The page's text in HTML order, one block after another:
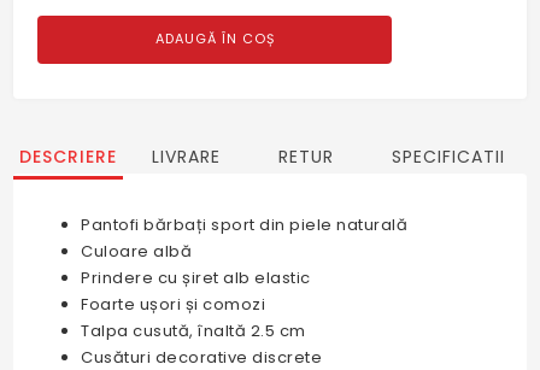
ADAUGĂ ÎN COȘ
DESCRIERE LIVRARE RETUR SPECIFICATII
Pantofi bărbați sport din piele naturală
Culoare albă
Prindere cu șiret alb elastic
Foarte ușori și comozi
Talpa cusută, înaltă 2.5 cm
Cusături decorative discrete